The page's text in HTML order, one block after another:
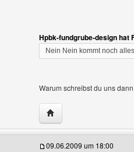
Hpbk-fundgrube-design hat
Nein Nein kommt noch
Warum schreibst du uns
Website dieses
09.06.2009 um 18:00